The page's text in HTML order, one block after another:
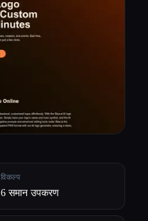
विकल्प
6 समान उपकरण